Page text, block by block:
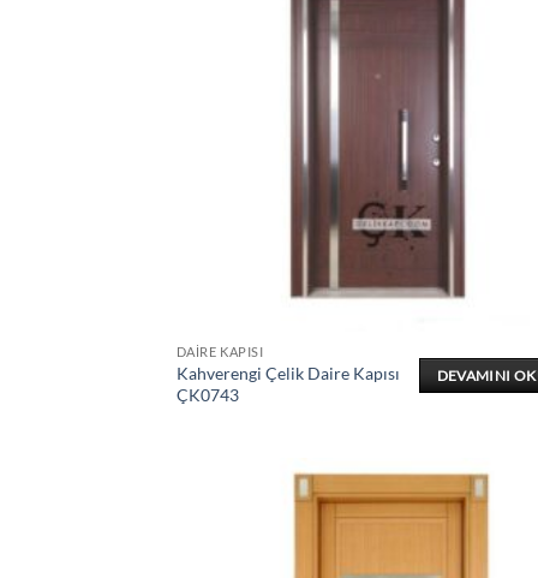
DAIRE KAPISI
Kahverengi Çelik Daire Kapısı
ÇK0743
DEVAMINI